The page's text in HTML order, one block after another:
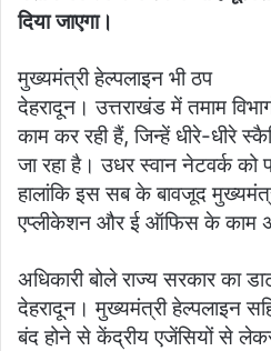
दिया जाएगा।
मुख्यमंत्री हेल्पलाइन भी ठप
देहरादून। उत्तराखंड में तमाम
काम कर रही हैं, जिन्हें धीरे-धीरे
जा रहा है। उधर स्वान नेटवर्क को
हालांकि इस सब के बावजूद
एप्लीकेशन और ई ऑफिस के काम
अधिकारी बोले राज्य सरकार का
देहरादून। मुख्यमंत्री हेल्पलाइन
बंद होने से केंद्रीय एजेंसियों से